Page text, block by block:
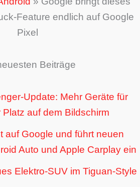
Feature endlich auf Google
Pixel
Beiträge
Update: Mehr Geräte für
Platz auf dem Bildschirm
auf Google und führt neuen
Auto und Apple Carplay ein
Elektro-SUV im Tiguan-Style